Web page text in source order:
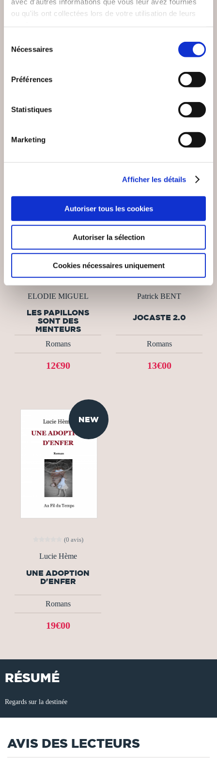
ou qu'ils ont collectées lors de votre utilisation de leurs
Nécessaires
Préférences
Statistiques
Marketing
Afficher les détails
Autoriser tous les cookies
Autoriser la sélection
Cookies nécessaires uniquement
BONNE NUIT A
Romans
22€00
PAR LA BRÈCHE
(0 avis)
ELODIE MIGUEL
LES PAPILLONS
SONT DES
MENTEURS
Romans
12€90
(0 avis)
Patrick BENT
JOCASTE 2.0
Romans
13€00
NEW
(0 avis)
Lucie Hème
UNE ADOPTION
D'ENFER
Romans
19€00
RÉSUMÉ
Regards sur la destinée
AVIS DES LECTEURS